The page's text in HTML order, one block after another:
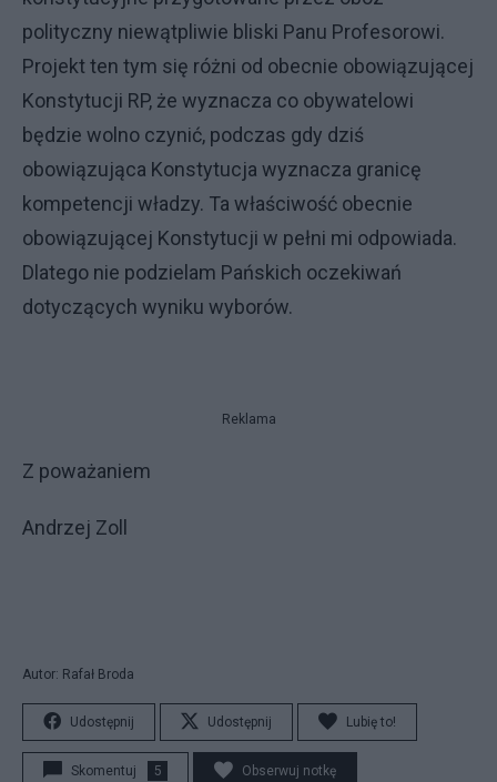
polityczny niewątpliwie bliski Panu Profesorowi.
Projekt ten tym się różni od obecnie obowiązującej
Konstytucji RP, że wyznacza co obywatelowi
będzie wolno czynić, podczas gdy dziś
obowiązująca Konstytucja wyznacza granicę
kompetencji władzy. Ta właściwość obecnie
obowiązującej Konstytucji w pełni mi odpowiada.
Dlatego nie podzielam Pańskich oczekiwań
dotyczących wyniku wyborów.
Reklama
Z poważaniem
Andrzej Zoll
Autor: Rafał Broda
Udostępnij Udostępnij Lubię to!
Skomentuj 5 Obserwuj notkę